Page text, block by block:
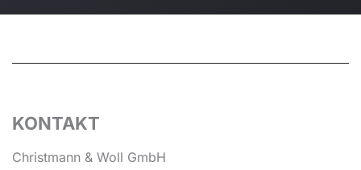
KONTAKT
Christmann & Woll GmbH